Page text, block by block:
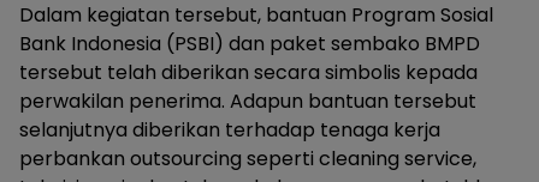
Dalam kegiatan tersebut, bantuan Program Sosial
Bank Indonesia (PSBI) dan paket sembako BMPD
tersebut telah diberikan secara simbolis kepada
perwakilan penerima. Adapun bantuan tersebut
selanjutnya diberikan terhadap tenaga kerja
perbankan outsourcing seperti cleaning service,